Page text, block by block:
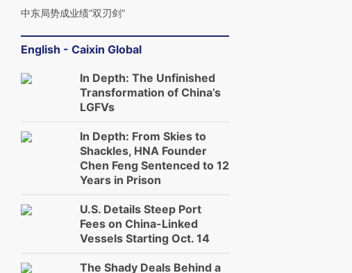
中东局势成业绩“双刃剑”
English - Caixin Global
In Depth: The Unfinished
Transformation of China’s
LGFVs
In Depth: From Skies to
Shackles, HNA Founder
Chen Feng Sentenced to 12
Years in Prison
U.S. Details Steep Port
Fees on China-Linked
Vessels Starting Oct. 14
The Shady Deals Behind a